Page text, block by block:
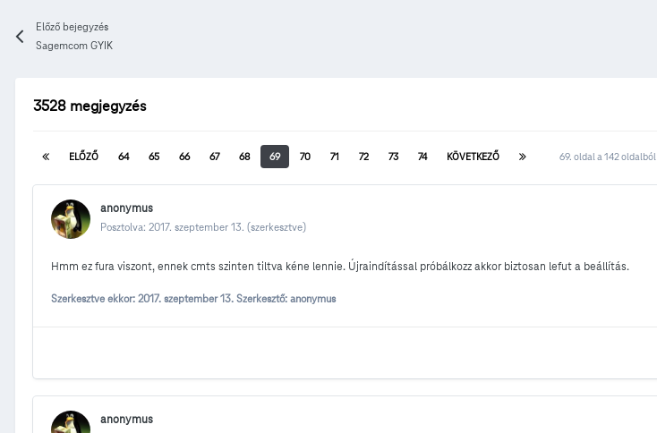
Előző bejegyzés
Sagemcom GYIK
3528 megjegyzés
ELŐZŐ 64 65 66 67 68 69 70 71 72 73 74 KÖVETKEZŐ 69. oldal a 142 oldalból
anonymus
Posztolva: 2017. szeptember 13. (szerkesztve)
Hmm ez fura viszont, ennek cmts szinten tiltva kéne lennie. Újraindítással próbálkozz akkor biztosan lefut a beállítás.
Szerkesztve ekkor: 2017. szeptember 13. Szerkesztő: anonymus
anonymus